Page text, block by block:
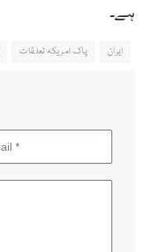
ہے۔
ایران پاک امریکہ تعلقات